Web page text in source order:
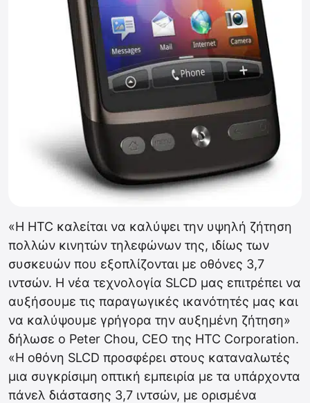
«Η HTC καλείται να καλύψει την υψηλή ζήτηση
πολλών κινητών τηλεφώνων της, ιδίως των
συσκευών που εξοπλίζονται με οθόνες 3,7
ιντσών. Η νέα τεχνολογία SLCD μας επιτρέπει να
αυξήσουμε τις παραγωγικές ικανότητές μας και
να καλύψουμε γρήγορα την αυξημένη ζήτηση»
δήλωσε ο Peter Chou, CEO της HTC Corporation.
«Η οθόνη SLCD προσφέρει στους καταναλωτές
μια συγκρίσιμη οπτική εμπειρία με τα υπάρχοντα
πάνελ διάστασης 3,7 ιντσών, με ορισμένα